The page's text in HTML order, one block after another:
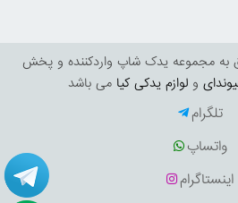
به مجموعه یدک شاپ واردکننده و پخش
و لوازم یدکی کیا می باشد
تلگرام
واتساپ
اینستاگرام